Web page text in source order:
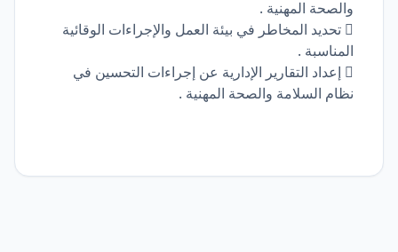
والصحة المهنية .
 تحديد المخاطر في بيئة العمل والإجراءات الوقائية
المناسبة .
 إعداد التقارير الإدارية عن إجراءات التحسين في
نظام السلامة والصحة المهنية .